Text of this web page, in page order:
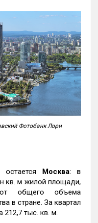
Фотобанк Лори
остается Москва: в
кв. м жилой площади,
общего объема
в стране. За квартал
212,7 тыс. кв. м.